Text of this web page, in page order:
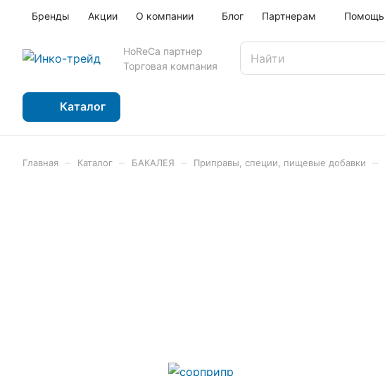
Бренды Акции О компании Блог Партнерам Помощь
HoReCa партнер
Торговая компания
Каталог
Главная Каталог БАКАЛЕЯ Приправы, специи, пищевые добавки